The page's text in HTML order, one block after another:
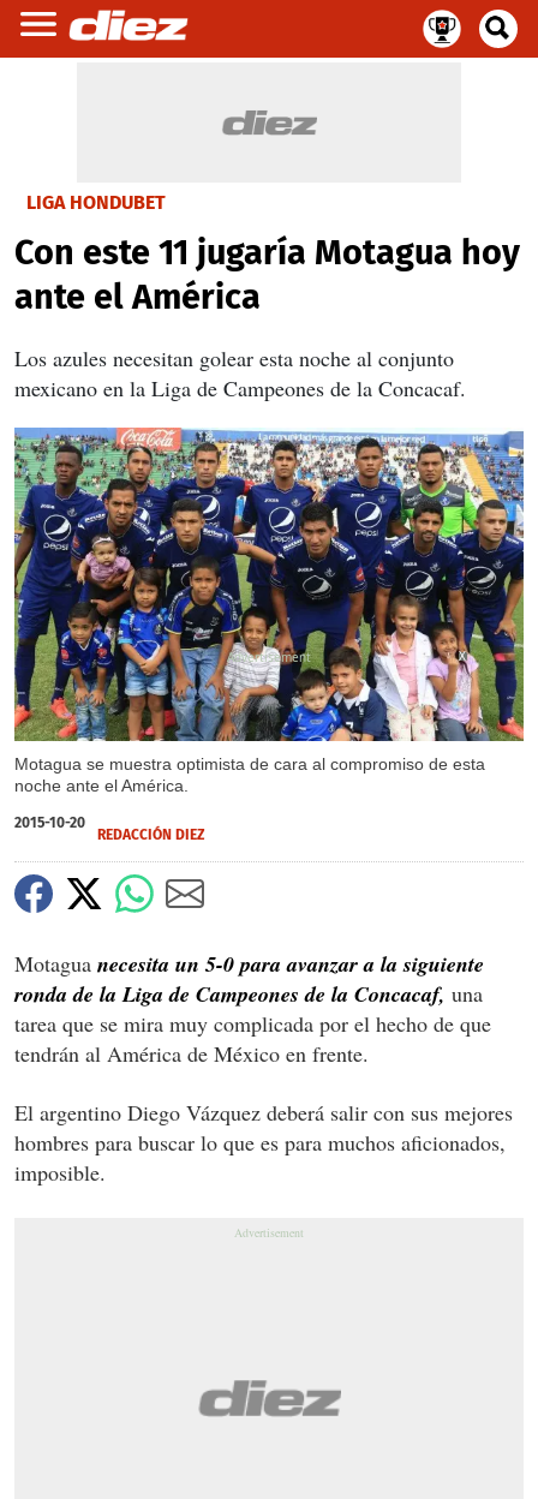
LIGA HONDUBET
Con este 11 jugaría Motagua hoy
ante el América
Los azules necesitan golear esta noche al conjunto
mexicano en la Liga de Campeones de la Concacaf.
Motagua se muestra optimista de cara al compromiso de esta
noche ante el América.
X
2015-10-20
REDACCIÓN DIEZ
Motagua necesita un 5-0 para avanzar a la siguiente
ronda de la Liga de Campeones de la Concacaf, una
tarea que se mira muy complicada por el hecho de que
tendrán al América de México en frente.
El argentino Diego Vázquez deberá salir con sus mejores
hombres para buscar lo que es para muchos aficionados,
imposible.